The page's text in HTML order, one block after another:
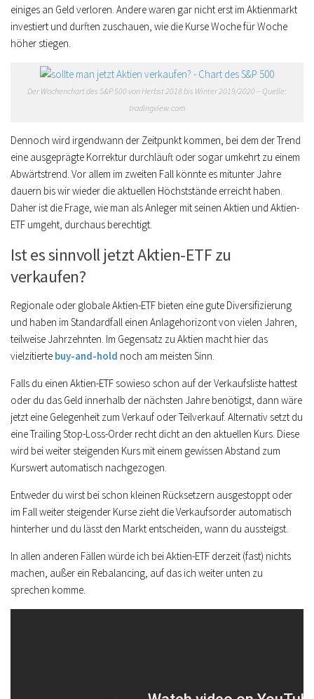
einiges an Geld verloren. Andere waren gar nicht erst im Aktienmarkt
investiert und durften zuschauen, wie die Kurse Woche für Woche
höher stiegen.
Der Wochenchart des S&P 500 von Herbst 2018 bis Winter 2019/2020 – Quelle:
tradingview.com
Dennoch wird irgendwann der Zeitpunkt kommen, bei dem der Trend
eine ausgeprägte Korrektur durchläuft oder sogar umkehrt zu einem
Abwärtstrend. Vor allem im zweiten Fall könnte es mitunter Jahre
dauern bis wir wieder die aktuellen Höchststände erreicht haben.
Daher ist die Frage, wie man als Anleger mit seinen Aktien und Aktien-
ETF umgeht, durchaus berechtigt.
Ist es sinnvoll jetzt Aktien-ETF zu
verkaufen?
Regionale oder globale Aktien-ETF bieten eine gute Diversifizierung
und haben im Standardfall einen Anlagehorizont von vielen Jahren,
teilweise Jahrzehnten. Im Gegensatz zu Aktien macht hier das
vielzitierte buy-and-hold noch am meisten Sinn.
Falls du einen Aktien-ETF sowieso schon auf der Verkaufsliste hattest
oder du das Geld innerhalb der nächsten Jahre benötigst, dann wäre
jetzt eine Gelegenheit zum Verkauf oder Teilverkauf. Alternativ setzt du
eine Trailing Stop-Loss-Order recht dicht an den aktuellen Kurs. Diese
wird bei weiter steigenden Kurs mit einem gewissen Abstand zum
Kurswert automatisch nachgezogen.
Entweder du wirst bei schon kleinen Rücksetzern ausgestoppt oder
im Fall weiter steigender Kurse zieht die Verkaufsorder automatisch
hinterher und du lässt den Markt entscheiden, wann du aussteigst.
In allen anderen Fällen würde ich bei Aktien-ETF derzeit (fast) nichts
machen, außer ein Rebalancing, auf das ich weiter unten zu
sprechen komme.